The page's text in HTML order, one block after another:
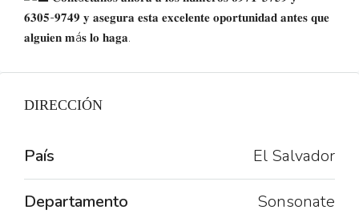
𝟔𝟑𝟎𝟓-𝟗𝟕𝟒𝟗 𝐲 𝐚𝐬𝐞𝐠𝐮𝐫𝐚 𝐞𝐬𝐭𝐚 𝐞𝐱𝐜𝐞𝐥𝐞𝐧𝐭𝐞 𝐨𝐩𝐨𝐫𝐭𝐮𝐧𝐢𝐝𝐚𝐝 𝐚𝐧𝐭𝐞𝐬 𝐪𝐮𝐞
𝐚𝐥𝐠𝐮𝐢𝐞𝐧 𝐦á𝐬 𝐥𝐨 𝐡𝐚𝐠𝐚.
DIRECCIÓN
País El Salvador
Departamento Sonsonate